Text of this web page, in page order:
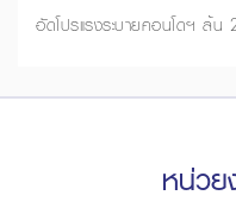
อัดโปรแรงระบายคอนโดฯ ล้น
หน่ว